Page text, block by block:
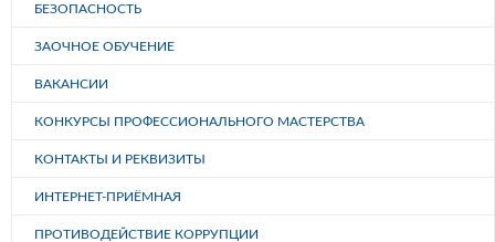
БЕЗОПАСНОСТЬ
ЗАОЧНОЕ ОБУЧЕНИЕ
ВАКАНСИИ
КОНКУРСЫ ПРОФЕССИОНАЛЬНОГО МАСТЕРСТВА
КОНТАКТЫ И РЕКВИЗИТЫ
ИНТЕРНЕТ-ПРИЁМНАЯ
ПРОТИВОДЕЙСТВИЕ КОРРУПЦИИ